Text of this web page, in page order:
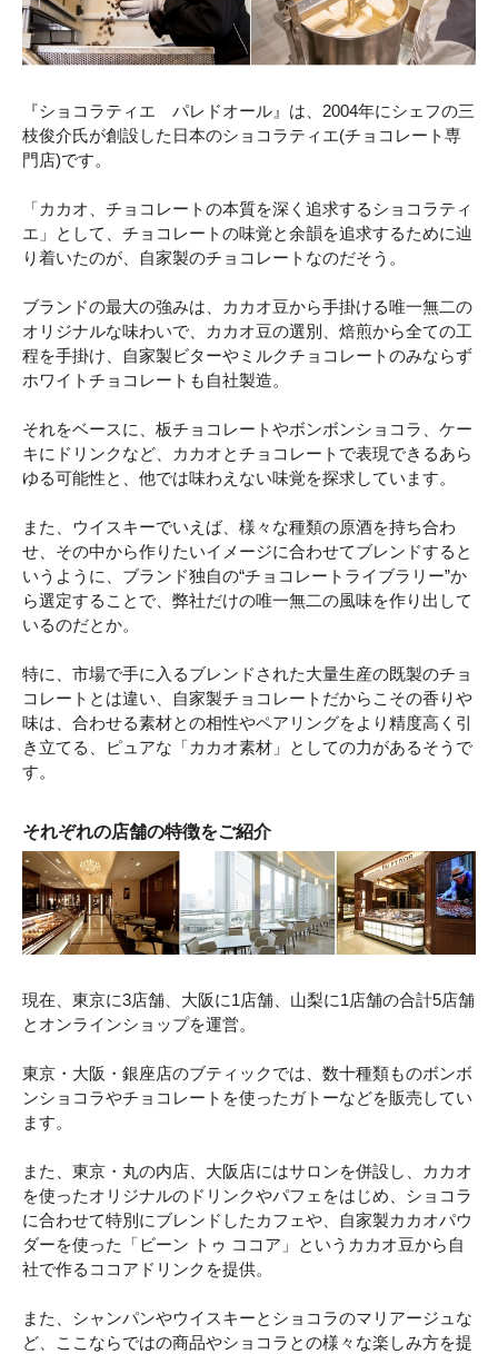
『ショコラティエ パレドオール』は、2004年にシェフの三
枝俊介氏が創設した日本のショコラティエ(チョコレート専
門店)です。
「カカオ、チョコレートの本質を深く追求するショコラティ
エ」として、チョコレートの味覚と余韻を追求するために辿
り着いたのが、自家製のチョコレートなのだそう。
ブランドの最大の強みは、カカオ豆から手掛ける唯一無二の
オリジナルな味わいで、カカオ豆の選別、焙煎から全ての工
程を手掛け、自家製ビターやミルクチョコレートのみならず
ホワイトチョコレートも自社製造。
それをベースに、板チョコレートやボンボンショコラ、ケー
キにドリンクなど、カカオとチョコレートで表現できるあら
ゆる可能性と、他では味わえない味覚を探求しています。
また、ウイスキーでいえば、様々な種類の原酒を持ち合わ
せ、その中から作りたいイメージに合わせてブレンドすると
いうように、ブランド独自の“チョコレートライブラリー”か
ら選定することで、弊社だけの唯一無二の風味を作り出して
いるのだとか。
特に、市場で手に入るブレンドされた大量生産の既製のチョ
コレートとは違い、自家製チョコレートだからこその香りや
味は、合わせる素材との相性やペアリングをより精度高く引
き立てる、ピュアな「カカオ素材」としての力があるそうで
す。
それぞれの店舗の特徴をご紹介
現在、東京に3店舗、大阪に1店舗、山梨に1店舗の合計5店舗
とオンラインショップを運営。
東京・大阪・銀座店のブティックでは、数十種類ものボンボ
ンショコラやチョコレートを使ったガトーなどを販売してい
ます。
また、東京・丸の内店、大阪店にはサロンを併設し、カカオ
を使ったオリジナルのドリンクやパフェをはじめ、ショコラ
に合わせて特別にブレンドしたカフェや、自家製カカオパウ
ダーを使った「ビーン トゥ ココア」というカカオ豆から自
社で作るココアドリンクを提供。
また、シャンパンやウイスキーとショコラのマリアージュな
ど、ここならではの商品やショコラとの様々な楽しみ方を提